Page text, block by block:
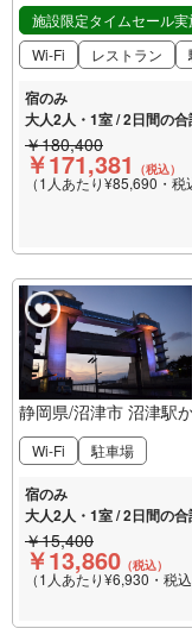
施設限定タイムセール実
Wi-Fi
レストラン
宿のみ
大人2人・1室 / 2日間の
￥180,400
￥171,381 （税込）
（1人あたり¥85,690・税
静岡県/沼津市 沼津駅
Wi-Fi 駐車場
宿のみ
大人2人・1室 / 2日間の
￥15,400
￥13,860 （税込）
（1人あたり¥6,930・税込